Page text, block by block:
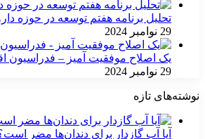
تحلیل برنامه هفتم توسعه در حوزه
29 نوامبر 2024
یک اصلاح موفقیت آمیز – فدراسیون
29 نوامبر 2024
نوشته‌های تازه
آیا آب گازدار برای دندان‌ها مضر